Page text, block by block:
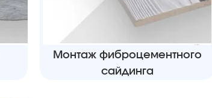
Монтаж фиброцементного
сайдинга